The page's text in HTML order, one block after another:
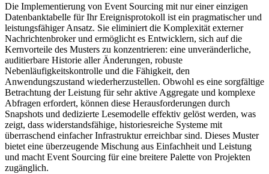
Die Implementierung von Event Sourcing mit nur einer einzigen
Datenbanktabelle für Ihr Ereignisprotokoll ist ein pragmatischer und
leistungsfähiger Ansatz. Sie eliminiert die Komplexität externer
Nachrichtenbroker und ermöglicht es Entwicklern, sich auf die
Kernvorteile des Musters zu konzentrieren: eine unveränderliche,
auditierbare Historie aller Änderungen, robuste
Nebenläufigkeitskontrolle und die Fähigkeit, den
Anwendungszustand wiederherzustellen. Obwohl es eine sorgfältige
Betrachtung der Leistung für sehr aktive Aggregate und komplexe
Abfragen erfordert, können diese Herausforderungen durch
Snapshots und dedizierte Lesemodelle effektiv gelöst werden, was
zeigt, dass widerstandsfähige, historiesreiche Systeme mit
überraschend einfacher Infrastruktur erreichbar sind. Dieses Muster
bietet eine überzeugende Mischung aus Einfachheit und Leistung
und macht Event Sourcing für eine breitere Palette von Projekten
zugänglich.